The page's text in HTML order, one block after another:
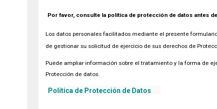
Por favor, consulte la política de protección de datos antes
Los datos personales facilitados mediante el presente
de gestionar su solicitud de ejercicio de sus derechos de
Puede ampliar información sobre el tratamiento y la forma de
Protección de datos.
Política de Protección de Datos